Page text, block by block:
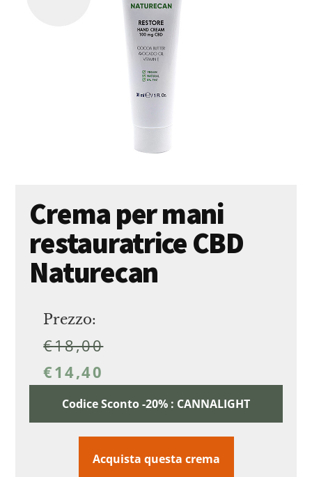
Crema per mani
restauratrice CBD
Naturecan
Prezzo:
€18,00
€14,40
Codice Sconto -20% : CANNALIGHT
Acquista questa crema